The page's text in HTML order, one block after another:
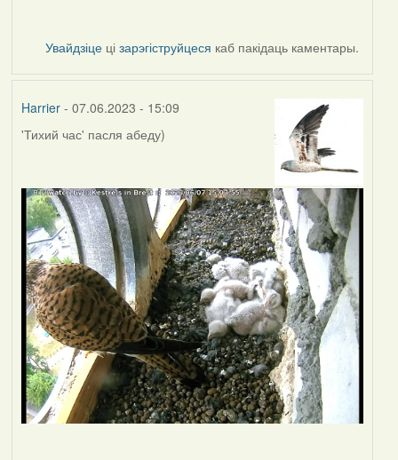
Увайдзіце цізарэгіструйцеся каб пакідаць каментары.
Harrier- 07.06.2023 - 15:09
'Тихий час' пасля абеду)